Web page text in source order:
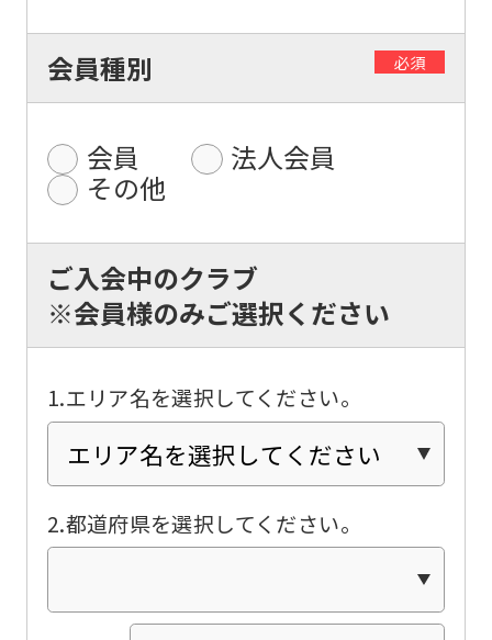
会員種別 必須
会員
法人会員
その他
ご入会中のクラブ
※会員様のみご選択ください
1.エリア名を選択してください。
2.都道府県を選択してください。
For
foreigners
Central
official
website
is
automatically
into
English.
Click
the
link
(start